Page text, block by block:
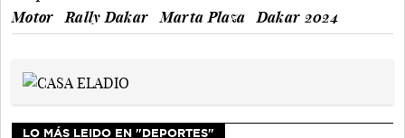
Motor
Rally Dakar Marta Plaza Dakar 2024
LO MÁS LEIDO EN "DEPORTES"